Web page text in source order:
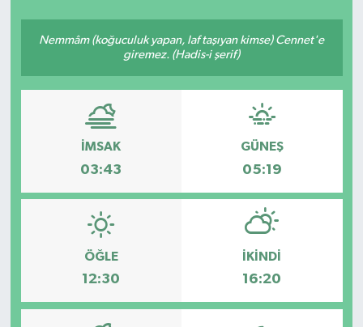
Nemmâm (koğuculuk yapan, laf taşıyan kimse) Cennet'e
giremez. (Hadis-i şerif)
İMSAK
03:43
GÜNEŞ
05:19
ÖĞLE
12:30
İKINDI
16:20